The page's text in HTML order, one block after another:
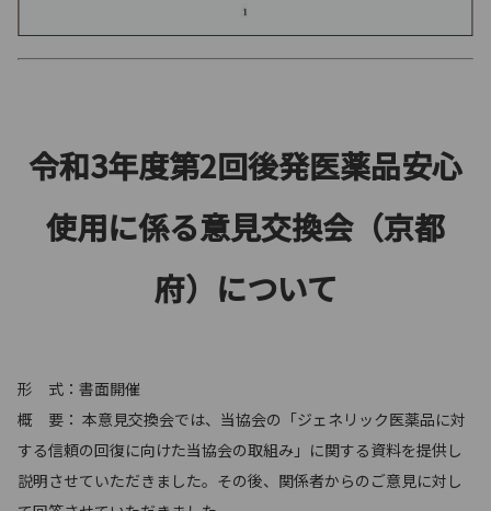
令和3年度第2回後発医薬品安心
使用に係る意見交換会（京都
府）について
形 式：書面開催
概 要： 本意見交換会では、当協会の「ジェネリック医薬品に対
する信頼の回復に向けた当協会の取組み」に関する資料を提供し
説明させていただきました。その後、関係者からのご意見に対し